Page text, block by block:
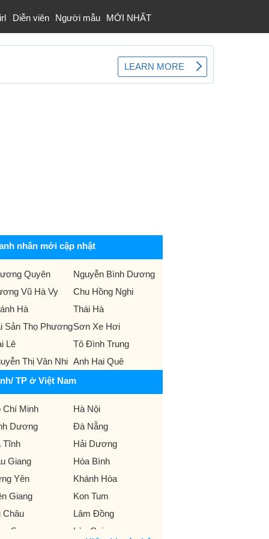
Diễn viên Người mẫu MỚI NHẤT
nhân mới cập nhật
Quyên
Nguyễn Bình Dương
Vũ Hà Vy
Chu Hồng Nghi
Hà
Thái Hà
Sản Thọ PhươngSơn Xe Hơi
Lê
Tô Đình Trung
Thị Vân Nhi Anh Hai Quê
TP ở Việt Nam
Chí Minh
Hà Nội
Dương
Đà Nẵng
Tĩnh
Hải Dương
Giang
Hòa Bình
Yên
Khánh Hòa
Giang
Kon Tum
Châu
Lâm Đồng
Sơn
Lào Cai